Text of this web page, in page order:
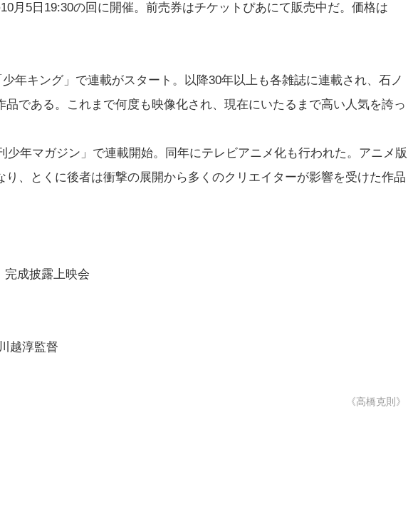
月5日19:30の回に開催。前売券はチケットぴあにて販売中だ。価格は
少年キング」で連載がスタート。以降30年以上も各雑誌に連載され、石ノ
である。これまで何度も映像化され、現在にいたるまで高い人気を誇っ
少年マガジン」で連載開始。同年にテレビアニメ化も行われた。アニメ版
り、とくに後者は衝撃の展開から多くのクリエイターが影響を受けた作品
完成披露上映会
越淳監督
《高橋克則》